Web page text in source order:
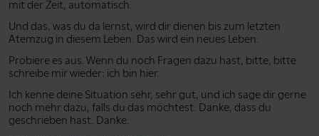
mit der Zeit, automatisch.
Und das, was du da lernst, wird dir dienen bis zum letzten
Atemzug in diesem Leben. Das wird ein neues Leben.
Probiere es aus. Wenn du noch Fragen dazu hast, bitte, bitte
schreibe mir wieder: ich bin hier.
Ich kenne deine Situation sehr, sehr gut, und ich sage dir gerne
noch mehr dazu, falls du das möchtest. Danke, dass du
geschrieben hast. Danke.